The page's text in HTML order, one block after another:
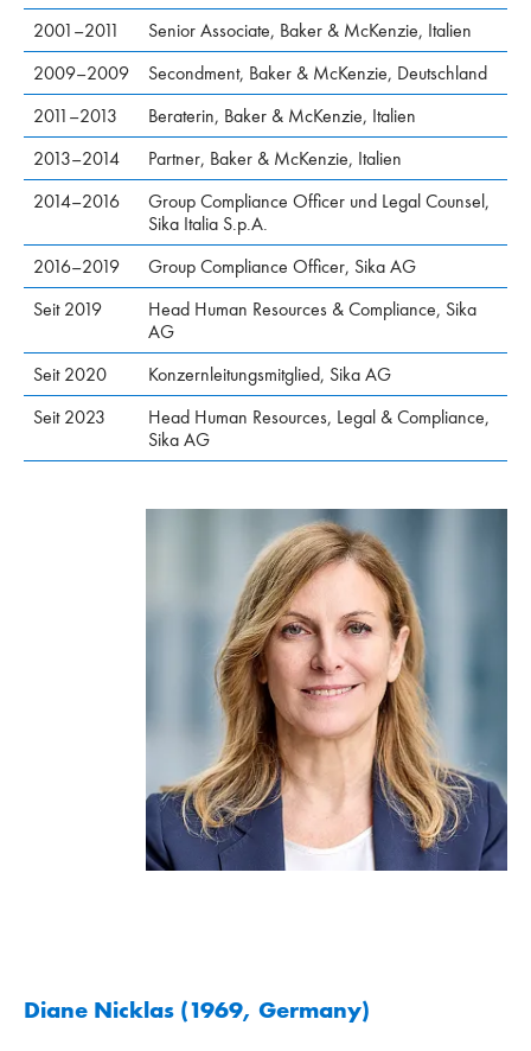
2001–2011
Senior Associate, Baker & McKenzie, Italien
2009–2009
Secondment, Baker & McKenzie, Deutschland
2011–2013
Beraterin, Baker & McKenzie, Italien
2013–2014
Partner, Baker & McKenzie, Italien
2014–2016
Group Compliance Officer und Legal Counsel,
Sika Italia S.p.A.
2016–2019
Group Compliance Officer, Sika AG
Seit 2019
Head Human Resources & Compliance, Sika
AG
Seit 2020
Konzernleitungsmitglied, Sika AG
Seit 2023
Head Human Resources, Legal & Compliance,
Sika AG
Diane Nicklas (1969, Germany)